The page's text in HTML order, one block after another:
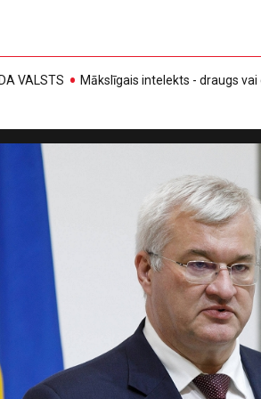
VALSTS
Mākslīgais intelekts - draugs vai